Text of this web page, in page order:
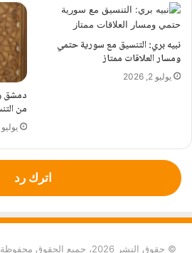
نبيه بري: التنسيق مع سورية حتمي
ومسار العلاقات ممتاز
يوليو 2, 2026
دمشق
من
يوليو 2, 2026
اترك رد
© حقوق النشر 2026، جميع الحقوق محفوظة |